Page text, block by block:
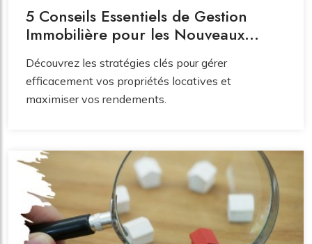
5 Conseils Essentiels de Gestion
Immobilière pour les Nouveaux
Découvrez les stratégies clés pour gérer
efficacement vos propriétés locatives et
maximiser vos rendements.